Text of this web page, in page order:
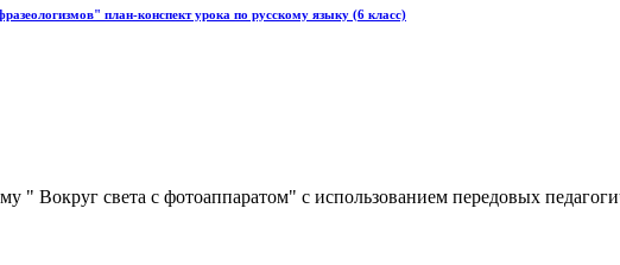
план-конспект урока по русскому языку (6 класс)
" Вокруг света с фотоаппаратом" с использованием передовых